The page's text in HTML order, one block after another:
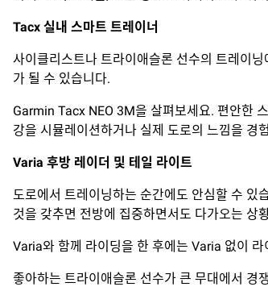
Tacx 실내 스마트 트레이너
사이클리스트나 트라이애슬론 선수의 트레이
가 될 수 있습니다.
Garmin Tacx NEO 3M을 살펴보세요. 편안한
강을 시뮬레이션하거나 실제 도로의 느낌을 경
Varia 후방 레이더 및 테일 라이트
도로에서 트레이닝하는 순간에도 안심할 수 있
것을 갖추면 전방에 집중하면서도 다가오는 상
Varia와 함께 라이딩을 한 후에는 Varia 없이
좋아하는 트라이애슬론 선수가 큰 무대에서 경